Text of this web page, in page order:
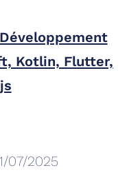
Kotlin, Flutter,
07/2025